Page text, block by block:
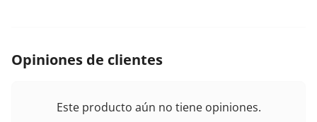
Opiniones de clientes
Este producto aún no tiene opiniones.